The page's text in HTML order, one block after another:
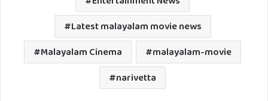
Latest malayalam movie news
Malayalam Cinema
malayalam-movie
narivetta